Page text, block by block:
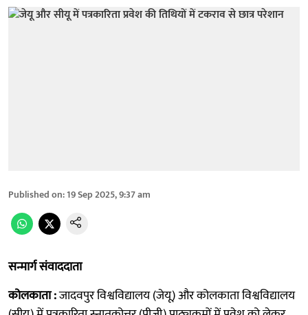
Published on:19 Sep 2025, 9:37 am
सन्मार्ग संवाददाता
कोलकाता :जादवपुर विश्वविद्यालय (जेयू) और कोलकाता विश्वविद्यालय